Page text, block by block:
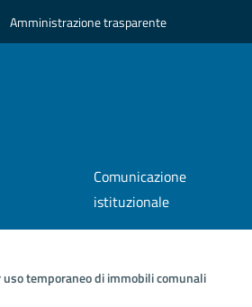
Amministrazione trasparente
Comunicazione
istituzionale
uso temporaneo di immobili comunali